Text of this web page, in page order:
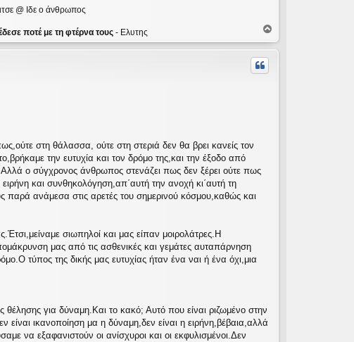
@ Ιδε ο άνθρωπος
ποτέ με τη φτέρνα τους - Ελυτης
ο
ρ
στη θάλασσα, ούτε στη στεριά δεν θα βρει κανείς τον
την ευτυχία και τον δρόμο της,και την έξοδο από
ο σύγχρονος άνθρωπος στενάζει πως δεν ξέρει ούτε πως
και συνθηκολόγηση,απ΄αυτή την ανοχή κι΄αυτή τη
ανάμεσα στις αρετές του σημερινού κόσμου,καθώς και
σιωπηλοί και μας είπαν μοιρολάτρες.Η
μας από τις ασθενικές και γεμάτες αυταπάρνηση
τύπος της δικής μας ευτυχίας ήταν ένα ναι ή ένα όχι,μια
για δύναμη.Και το κακό; Αυτό που είναι ριζωμένο στην
ικανοποίηση μα η δύναμη,δεν είναι η ειρήνη,βέβαια,αλλά
να εξαφανιστούν οι ανίσχυροι και οι εκφυλισμένοι.Δεν